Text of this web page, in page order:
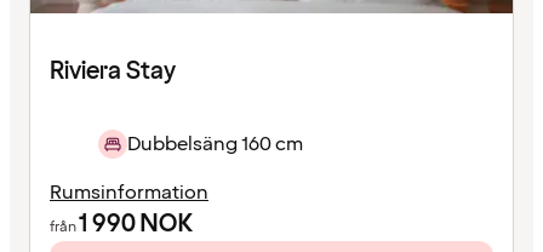
Riviera Stay
Dubbelsäng 160 cm
Rumsinformation
från1 990NOK